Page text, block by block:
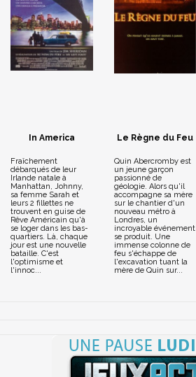
In America
Fraîchement
débarqués de leur
Irlande natale à
Manhattan, Johnny,
sa femme Sarah et
leurs 2 fillettes ne
trouvent en guise de
Rêve Américain qu'à
se loger dans les bas-
quartiers. Là, chaque
jour est une nouvelle
bataille. C'est
l'optimisme et
l'innoc...
Le Règne du Feu
Quin Abercromby est
un jeune garçon
passionné de
géologie. Alors qu'il
accompagne sa mère
sur le chantier d'un
nouveau métro à
Londres, un
incroyable événement
se produit. Une
immense colonne de
feu s'échappe de
l'excavation tuant la
mère de Quin sur...